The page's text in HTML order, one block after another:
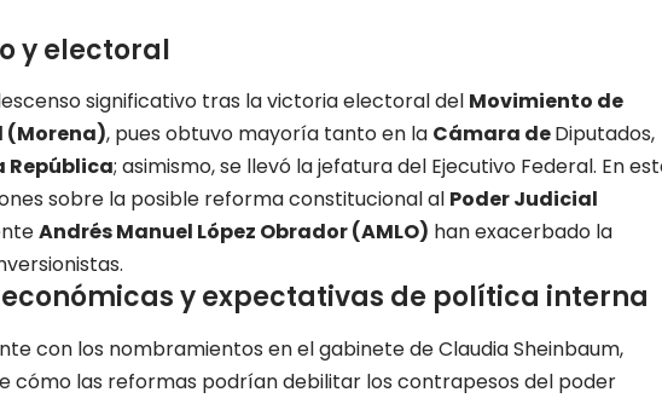
y electoral
significativo tras la victoria electoral del Movimiento de
(Morena), pues obtuvo mayoría tanto en la Cámara deDiputados,
República; asimismo, se llevó la jefatura del Ejecutivo Federal. En
sobre la posible reforma constitucional al Poder Judicial
Andrés Manuel López Obrador (AMLO) han exacerbado la
económicas y expectativas de política interna
con los nombramientos en el gabinete de Claudia Sheinbaum,
cómo las reformas podrían debilitar los contrapesos del poder